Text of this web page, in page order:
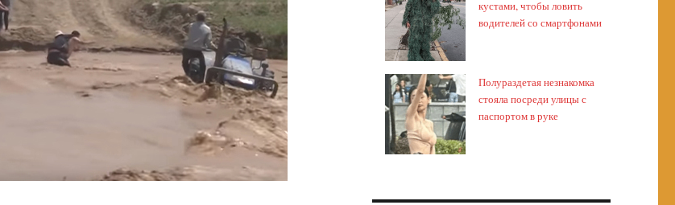
кустами, чтобы ловить
водителей со смартфонами
Полураздетая незнакомка
стояла посреди улицы с
паспортом в руке